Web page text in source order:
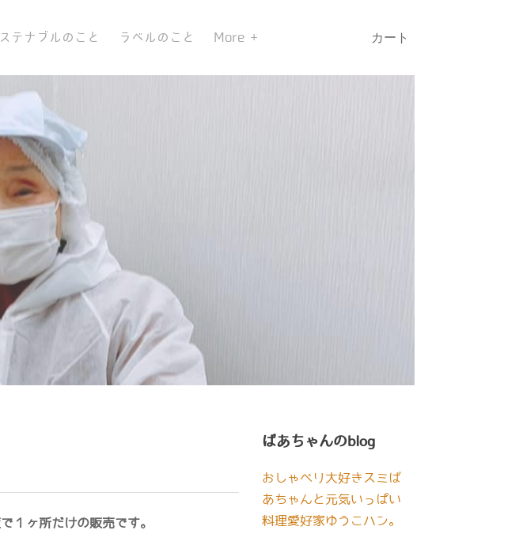
テナブルのこと ラベルのこと More カート
１ヶ所だけの販売です。
ばあちゃんのblog
おしゃべり大好きスミば
あちゃんと元気いっぱい
料理愛好家ゆうこハン。